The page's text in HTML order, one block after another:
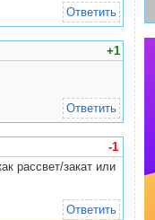
Ответить
1
Ответить
-1
рассвет/закат или
Ответить